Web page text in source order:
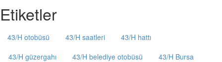
Etiketler
43/H otobüsü 43/H saatleri
43/H hattı
43/H güzergahı
43/H belediye otobüsü
43/H Bursa